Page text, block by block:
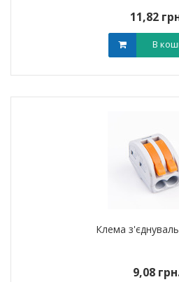
11,82
В
Клема
9,08